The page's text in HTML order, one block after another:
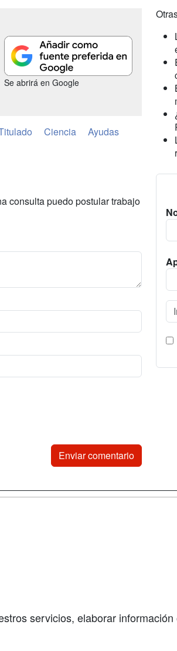
Se abrirá en Google
Ciencia Ayudas
consulta puedo postular trabajo
servicios, elaborar